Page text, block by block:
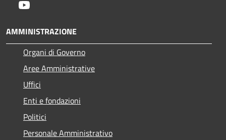
AMMINISTRAZIONE
Organi di Governo
Aree Amministrative
Uffici
Enti e fondazioni
Politici
Personale Amministrativo